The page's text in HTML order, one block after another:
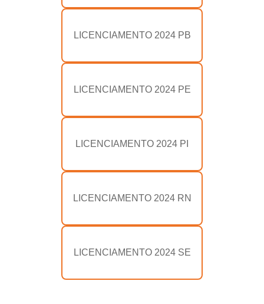
LICENCIAMENTO 2024 PB
LICENCIAMENTO 2024 PE
LICENCIAMENTO 2024 PI
LICENCIAMENTO 2024 RN
LICENCIAMENTO 2024 SE